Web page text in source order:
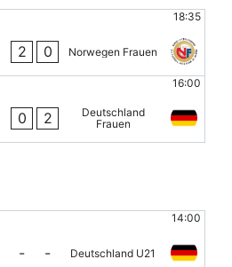
18:35
2 0 Norwegen Frauen
16:00
0 2
Deutschland
Frauen
14:00
- - Deutschland U21